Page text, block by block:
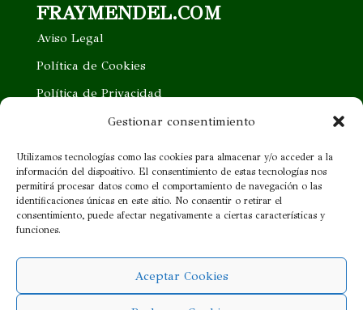
Gestionar consentimiento
Utilizamos tecnologías como las cookies para almacenar y/o acceder a la
información del dispositivo. El consentimiento de estas tecnologías nos
permitirá procesar datos como el comportamiento de navegación o las
identificaciones únicas en este sitio. No consentir o retirar el
consentimiento, puede afectar negativamente a ciertas características y
funciones.
Aceptar Cookies
FRAYMENDEL.COM
Aviso Legal
Política de Cookies
Política de Privacidad
Trabaja con nosotros
Proveedor cercano
¡SÍGUENOS!